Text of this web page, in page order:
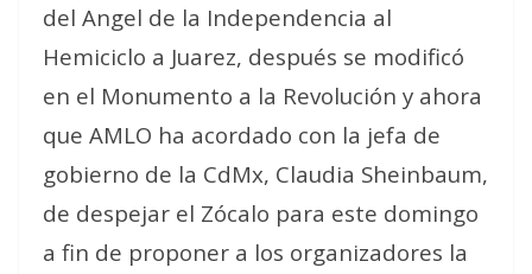
del Angel de la Independencia al
Hemiciclo a Juarez, después se modificó
en el Monumento a la Revolución y ahora
que AMLO ha acordado con la jefa de
gobierno de la CdMx, Claudia Sheinbaum,
de despejar el Zócalo para este domingo
a fin de proponer a los organizadores la